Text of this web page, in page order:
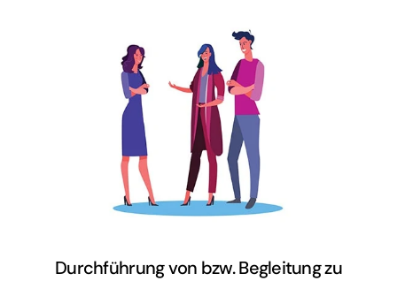
Durchführung von bzw. Begleitung zu
Ihr habt eine Immobilie ins Auge
gefasst und seid nicht sicher, ob sie
mit euren Plänen kompatibel ist?
Lasst sie uns gemeinsam
besichtigen.